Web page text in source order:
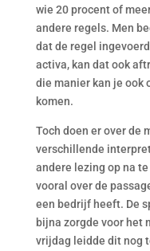
wie 20 procent of
andere regels. Men
dat de regel
activa, kan dat ook
die manier kan je ook
komen.
Toch doen er over de
verschillende
andere lezing op na
vooral over de
een bedrijf heeft. De
bijna zorgde voor het
vrijdag leidde dit nog